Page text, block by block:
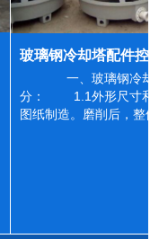
一、玻璃钢冷
分： 1.1外形尺寸和
图纸制造。磨削后，